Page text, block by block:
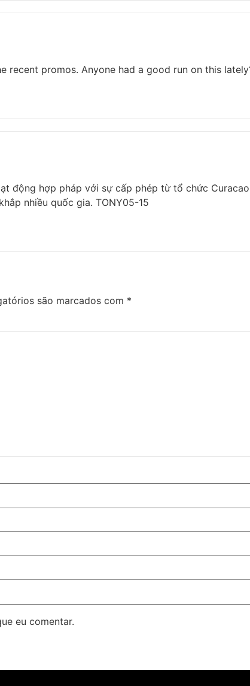
recent promos. Anyone had a good run on this
động hợp pháp với sự cấp phép từ tổ chức
nhiều quốc gia. TONY05-15
são marcados com *
eu comentar.